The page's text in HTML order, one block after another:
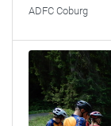
ADFC Coburg